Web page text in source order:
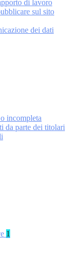
di lavoro
sul sito
dei dati
incompleta
da parte dei titolari
1